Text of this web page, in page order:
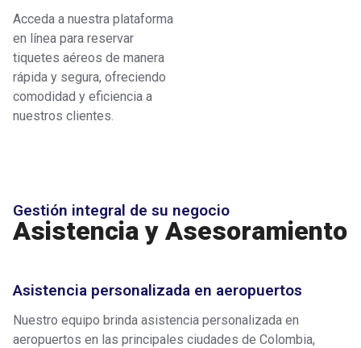
Acceda a nuestra plataforma
en línea para reservar
tiquetes aéreos de manera
rápida y segura, ofreciendo
comodidad y eficiencia a
nuestros clientes.
Gestión integral de su negocio
Asistencia y Asesoramiento
Asistencia personalizada en aeropuertos
Nuestro equipo brinda asistencia personalizada en
aeropuertos en las principales ciudades de Colombia,